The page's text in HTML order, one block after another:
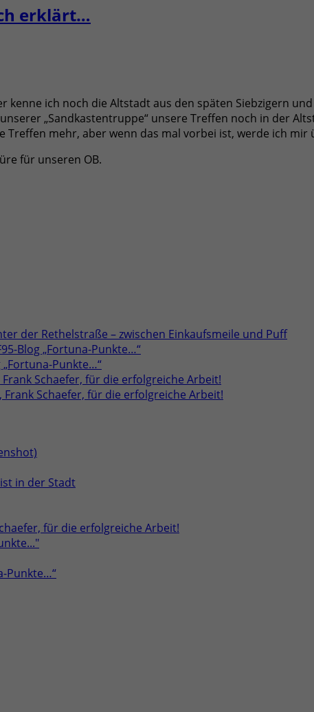
erklärt…
kenne ich noch die Altstadt aus den späten Siebzigern
„Sandkastentruppe“ unsere Treffen noch in der
mehr, aber wenn das mal vorbei ist, werde ich
für unseren OB.
der Rethelstraße – zwischen Einkaufsmeile und Puff
Blog „Fortuna-Punkte…“
„Fortuna-Punkte…“
Schaefer, für die erfolgreiche Arbeit!
Frank Schaefer, für die erfolgreiche Arbeit!
in der Stadt
für die erfolgreiche Arbeit!
Punkte…“